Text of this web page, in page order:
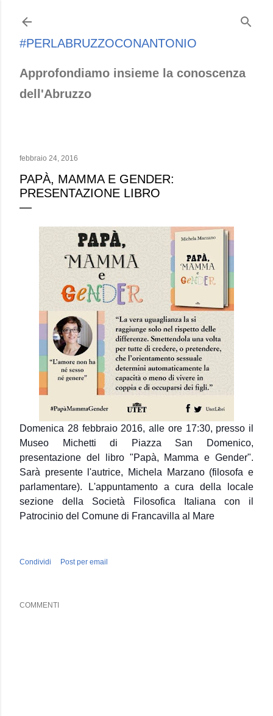
#PERLABRUZZOCONANTONIO
Approfondiamo insieme la conoscenza
dell'Abruzzo
febbraio 24, 2016
PAPÀ, MAMMA E GENDER:
PRESENTAZIONE LIBRO
Domenica 28 febbraio 2016, alle ore 17:30, presso il
Museo Michetti di Piazza San Domenico,
presentazione del libro "Papà, Mamma e Gender".
Sarà presente l'autrice, Michela Marzano (filosofa e
parlamentare). L'appuntamento a cura della locale
sezione della Società Filosofica Italiana con il
Patrocinio del Comune di Francavilla al Mare
Condividi Post per email
COMMENTI